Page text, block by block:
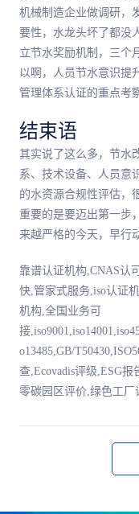
机械制造企业做调研，
要性，水龙头坏了都没
立节水奖励机制，三个
以啊，人员节水意识提
管理体系认证的重点考
结束语
其实说了这么多，节水
系、技术设备、人员意
的水资源合规性评估，
重要的是要迈出第一步
来越严格的今天，早行
靠谱认证机构,CNAS认
快,管家式服务,iso认证
机构,全国业务可
接
o13485,GB/
查,Ecovadis评级,ESG
零碳园区评价,绿色工厂